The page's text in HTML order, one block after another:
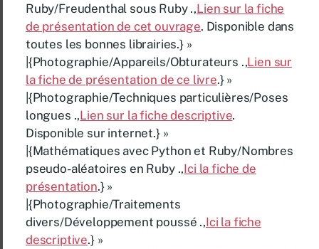
Ruby/Freudenthal sous Ruby .,Lien sur la fiche
de présentation de cet ouvrage. Disponible dans
toutes les bonnes librairies.} »
|{Photographie/Appareils/Obturateurs .,Lien sur
la fiche de présentation de ce livre.} »
|{Photographie/Techniques particulières/Poses
longues .,Lien sur la fiche descriptive.
Disponible sur internet.} »
|{Mathématiques avec Python et Ruby/Nombres
pseudo-aléatoires en Ruby .,Ici la fiche de
présentation.} »
|{Photographie/Traitements
divers/Développement poussé .,Ici la fiche
descriptive.} »